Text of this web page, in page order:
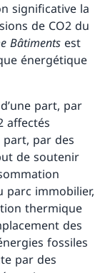
significative la
de CO2 du
Bâtiments est
énergétique
part, par
affectés
part, par des
de soutenir
parc immobilier,
thermique
des
fossiles
par des